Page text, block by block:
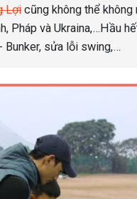
Lợi cũng không thể
Pháp và Ukraina,…Hầu
Bunker, sửa lỗi swing,…